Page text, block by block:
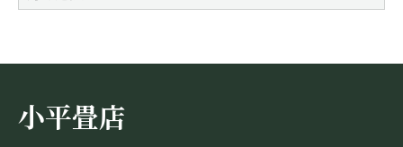
ー
イ
小平畳店